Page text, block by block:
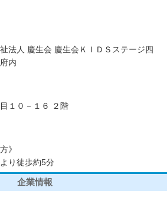
法人 慶生会 慶生会ＫＩＤＳステージ四
内
１０－１６ ２階
》
り徒歩約5分
企業情報